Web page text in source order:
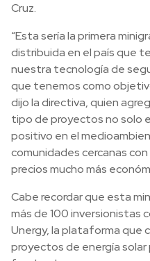
Cruz.
“Esta sería la primera
distribuida en el país que
nuestra tecnología de
que tenemos como
dijo la directiva, quien
tipo de proyectos no solo
positivo en el
comunidades cercanas
precios mucho más
Cabe recordar que esta
más de 100 inversionistas
Unergy, la plataforma que
proyectos de energía